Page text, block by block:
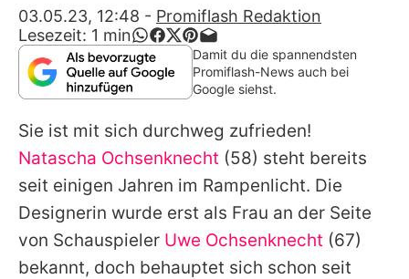
App runterladen
Team
Redaktionelle Richtlinien
Impressum
Datenschutzerklärung
Nutzungsbedingungen
Utiq verwalten
03.05.23, 12:48 - Promiflash Redaktion
Lesezeit: 1 min
Damit du die spannendsten
Promiflash-News auch bei
Google siehst.
Sie ist mit sich durchweg zufrieden!
Natascha Ochsenknecht (58) steht bereits
seit einigen Jahren im Rampenlicht. Die
Designerin wurde erst als Frau an der Seite
von Schauspieler Uwe Ochsenknecht (67)
bekannt, doch behauptet sich schon seit